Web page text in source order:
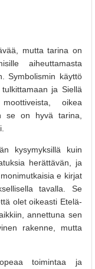
mutta tarina on
aiheuttamasta
Symbolismin käyttö
ja Siellä
oikea
se on hyvä tarina,
kysymyksillä kuin
herättävän, ja
e kirjat​
tavalla. Se
olet oikeasti Etelä-
annettuna sen
rakenne, mutta
toimintaa ja